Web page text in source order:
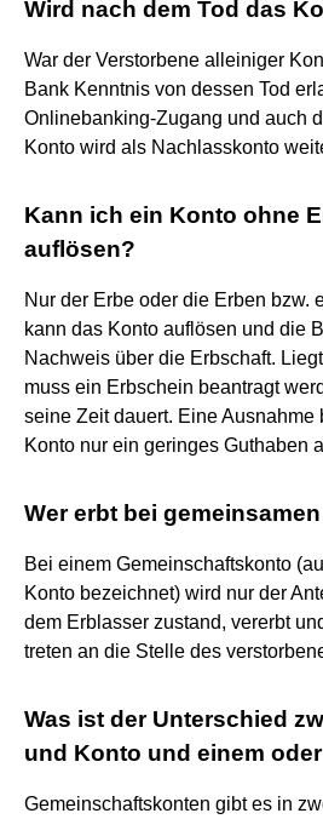
Wird nach dem Tod das
War der Verstorbene alleiniger
Bank Kenntnis von dessen Tod
Onlinebanking-Zugang und auch
Konto wird als Nachlasskonto
Kann ich ein Konto ohne
auflösen?
Nur der Erbe oder die Erben bzw.
kann das Konto auflösen und die
Nachweis über die Erbschaft.
muss ein Erbschein beantragt
seine Zeit dauert. Eine Ausnahme
Konto nur ein geringes Guthaben
Wer erbt bei
Bei einem Gemeinschaftskonto
Konto bezeichnet) wird nur der
dem Erblasser zustand, vererbt
treten an die Stelle des
Was ist der Unterschied
und Konto und einem
Gemeinschaftskonten gibt es in